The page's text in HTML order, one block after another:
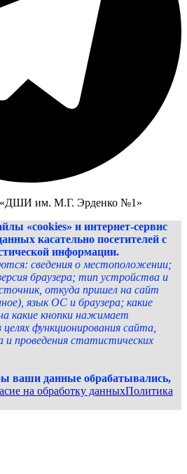
им. М.Г. Эрденко №1»
«cookies» и интернет-сервис
касательно посетителей с
информации.
сведения о местоположении;
браузера; тип устройства и
откуда пришел на сайт
язык ОС и браузера; какие
какие кнопки нажимает
функционирования сайта,
и проведения статистических
ваши данные обрабатывались,
на обработку данныхПолитика